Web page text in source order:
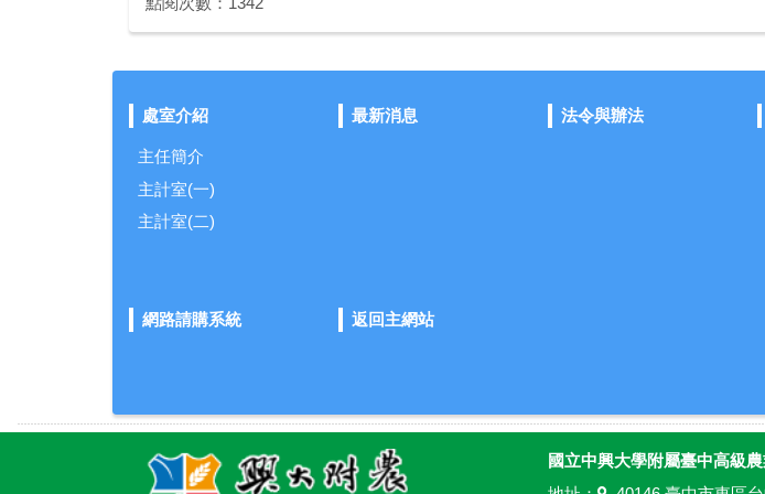
處室介紹
主任簡介
主計室(一)
主計室(二)
最新消息 法令與辦法
網路請購系統 返回主網站
國立中興大學附屬臺中高級